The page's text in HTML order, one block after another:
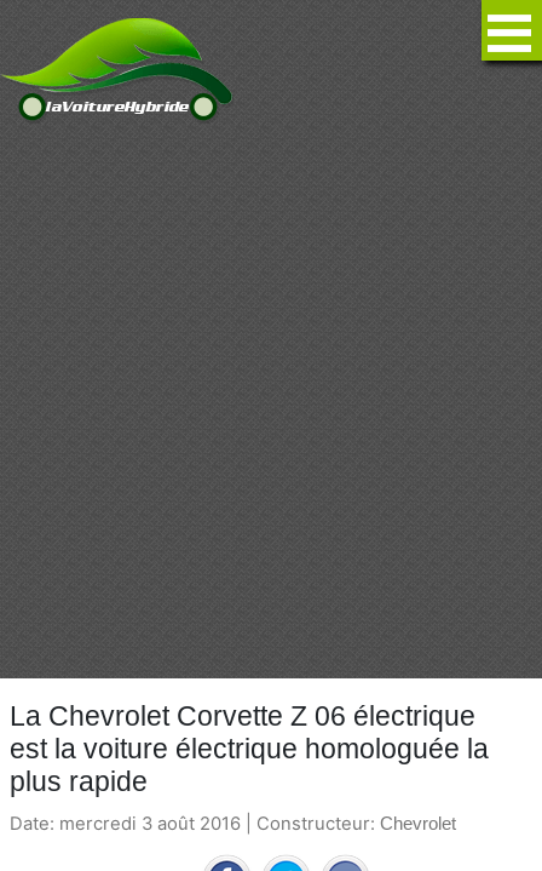
La Chevrolet Corvette Z 06 électrique
est la voiture électrique homologuée la
plus rapide
Date: mercredi 3 août 2016 | Constructeur: Chevrolet